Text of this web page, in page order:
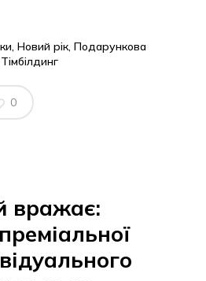
, Новий рік, Подарункова
Тімбілдинг
0
вражає: